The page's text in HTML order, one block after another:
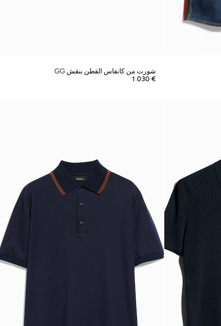
شورت من كانفاس القطن بنقش GG
€ 1.030